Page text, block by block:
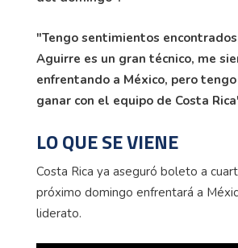
"Tengo sentimientos
Aguirre es un gran técnico, me
enfrentando a México, pero
ganar con el equipo de Costa
LO QUE SE VIENE
Costa Rica ya aseguró boleto a
próximo domingo enfrentará a
liderato.